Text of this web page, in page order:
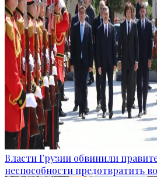
Власти Грузии обвинили
неспособности предотвратить